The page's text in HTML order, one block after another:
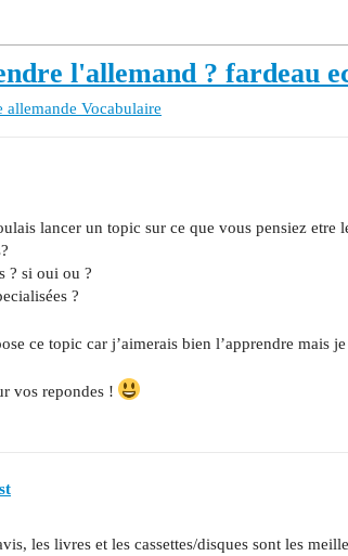
l'allemand ? fardeau
allemande Vocabulaire
lancer un topic sur ce que vous pensiez etre
? si oui ou ?
?
ce topic car j’aimerais bien l’apprendre mais
vos repondes !
les livres et les cassettes/disques sont les